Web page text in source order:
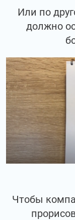
Или по
должно
Чтобы